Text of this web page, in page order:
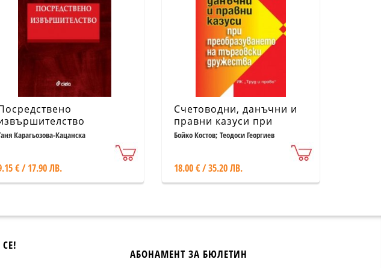
Карагьозова-Кацанска
€ / 17.90 ЛВ.
Счетоводни, данъчни и
правни казуси при
преобразуването на
Бойко Костов; Теодоси Георгиев
18.00 € / 35.20 ЛВ.
АБОНАМЕНТ ЗА БЮЛЕТИН